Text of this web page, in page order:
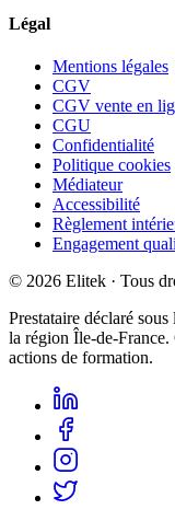
Légal
Mentions légales
CGV
CGV vente en
CGU
Confidentialité
Politique cookies
Médiateur
Accessibilité
Règlement
Engagement
© 2026 Elitek · Tous
Prestataire déclaré
la région Île-de-
actions de formation.